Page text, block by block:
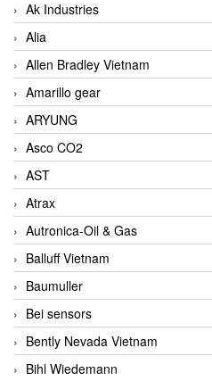
Ak Industries
Alia
Allen Bradley Vietnam
Amarillo gear
ARYUNG
Asco CO2
AST
Atrax
Autronica-Oil & Gas
Balluff Vietnam
Baumuller
Bei sensors
Bently Nevada Vietnam
Bihl Wiedemann